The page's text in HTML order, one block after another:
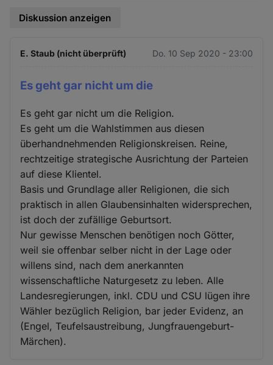
Diskussion anzeigen
E. Staub (nicht überprüft) Do. 10 Sep 2020 - 23:00
Es geht gar nicht um die
Es geht gar nicht um die Religion.
Es geht um die Wahlstimmen aus diesen
überhandnehmenden Religionskreisen. Reine,
rechtzeitige strategische Ausrichtung der Parteien
auf diese Klientel.
Basis und Grundlage aller Religionen, die sich
praktisch in allen Glaubensinhalten widersprechen,
ist doch der zufällige Geburtsort.
Nur gewisse Menschen benötigen noch Götter,
weil sie offenbar selber nicht in der Lage oder
willens sind, nach dem anerkannten
wissenschaftliche Naturgesetz zu leben. Alle
Landesregierungen, inkl. CDU und CSU lügen ihre
Wähler bezüglich Religion, bar jeder Evidenz, an
(Engel, Teufelsaustreibung, Jungfrauengeburt-
Märchen).